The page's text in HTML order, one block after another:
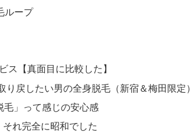
ループ
【真面目に比較した】
戻したい男の全身脱毛（新宿＆梅田限定）
」って感じの安心感
れ完全に昭和でした